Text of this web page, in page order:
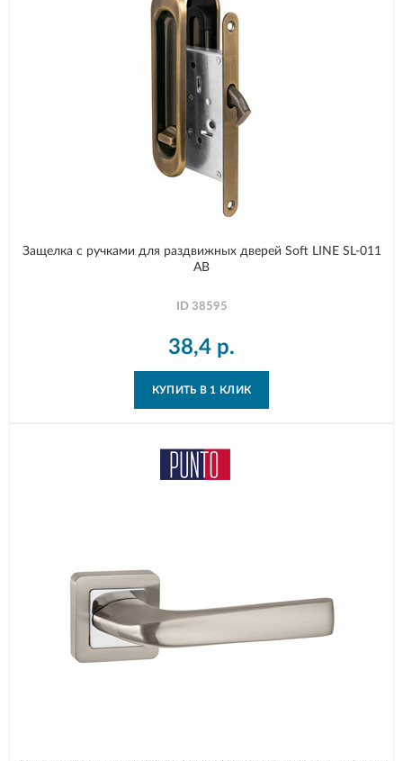
Защелка с ручками для раздвижных дверей Soft LINE SL-011
AB
ID 38595
38,4 р.
КУПИТЬ В 1 КЛИК